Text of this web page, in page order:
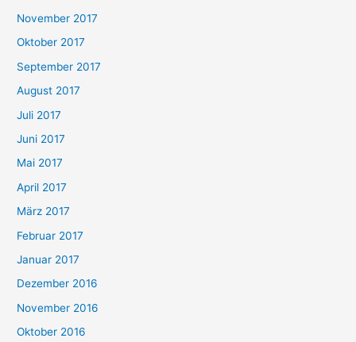
November 2017
Oktober 2017
September 2017
August 2017
Juli 2017
Juni 2017
Mai 2017
April 2017
März 2017
Februar 2017
Januar 2017
Dezember 2016
November 2016
Oktober 2016